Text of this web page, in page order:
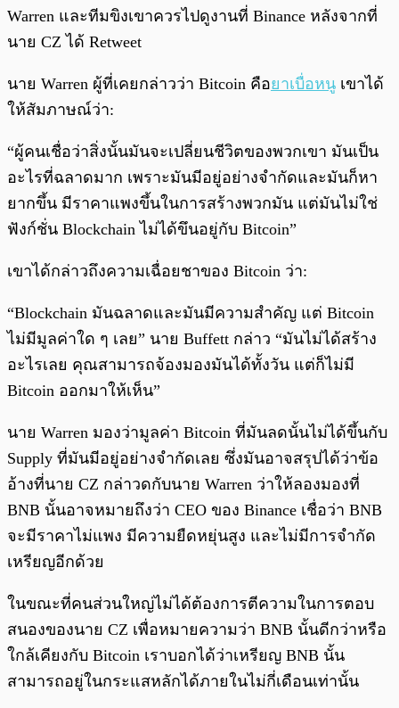
Warren และทีมขิงเขาควรไปดูงานที่ Binance หลังจากที่
นาย CZ ได้ Retweet
นาย Warren ผู้ที่เคยกล่าวว่า Bitcoin คือยาเบื่อหนู เขาได้
ให้สัมภาษณ์ว่า:
“ผู้คนเชื่อว่าสิ่งนั้นมันจะเปลี่ยนชีวิตของพวกเขา มันเป็น
อะไรที่ฉลาดมาก เพราะมันมีอยู่อย่างจำกัดและมันก็หา
ยากขึ้น มีราคาแพงขึ้นในการสร้างพวกมัน แต่มันไม่ใช่
ฟังก์ชั่น Blockchain ไม่ได้ขึนอยู่กับ Bitcoin”
เขาได้กล่าวถึงความเฉื่อยชาของ Bitcoin ว่า:
“Blockchain มันฉลาดและมันมีความสำคัญ แต่ Bitcoin
ไม่มีมูลค่าใด ๆ เลย” นาย Buffett กล่าว “มันไม่ได้สร้าง
อะไรเลย คุณสามารถจ้องมองมันได้ทั้งวัน แต่ก็ไม่มี
Bitcoin ออกมาให้เห็น”
นาย Warren มองว่ามูลค่า Bitcoin ที่มันลดนั้นไม่ได้ขึ้นกับ
Supply ที่มันมีอยู่อย่างจำกัดเลย ซึ่งมันอาจสรุปได้ว่าข้อ
อ้างที่นาย CZ กล่าวดกับนาย Warren ว่าให้ลองมองที่
BNB นั้นอาจหมายถึงว่า CEO ของ Binance เชื่อว่า BNB
จะมีราคาไม่แพง มีความยืดหยุ่นสูง และไม่มีการจำกัด
เหรียญอีกด้วย
ในขณะที่คนส่วนใหญ่ไม่ได้ต้องการตีความในการตอบ
สนองของนาย CZ เพื่อหมายความว่า BNB นั้นดีกว่าหรือ
ใกล้เคียงกับ Bitcoin เราบอกได้ว่าเหรียญ BNB นั้น
สามารถอยู่ในกระแสหลักได้ภายในไม่กี่เดือนเท่านั้น